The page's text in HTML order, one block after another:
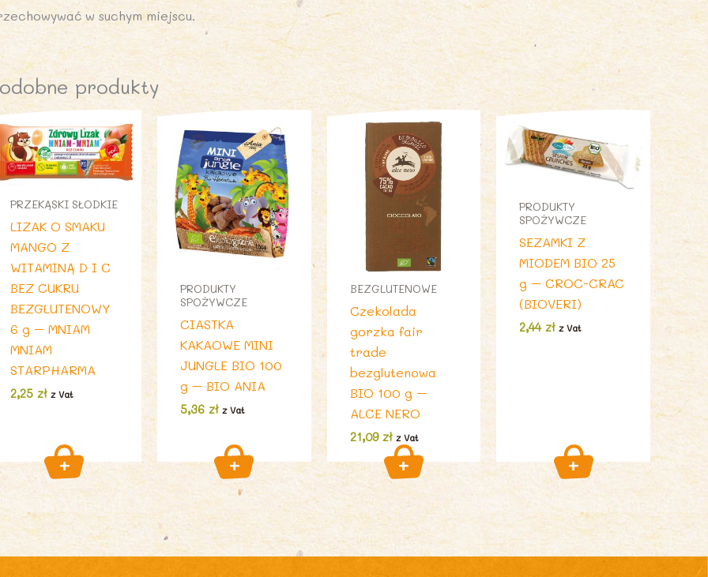
w suchym miejscu.
produkty
PRZEKĄSKI SŁODKIE
LIZAK O SMAKU
MANGO Z
WITAMINĄ D I C
BEZ CUKRU
BEZGLUTENOWY
6 g – MNIAM
MNIAM
STARPHARMA
2,25zł z Vat
PRODUKTY
SPOŻYWCZE
CIASTKA
KAKAOWE MINI
JUNGLE BIO 100
g – BIO ANIA
5,36 zł z Vat
BEZGLUTENOWE
Czekolada
gorzka fair
trade
bezglutenowa
BIO 100 g –
ALCE NERO
21,09 zł z Vat
PRODUKTY
SPOŻYWCZE
SEZAMKI Z
MIODEM BIO 25
g – CROC-CRAC
(BIOVERI)
2,44zł z Vat